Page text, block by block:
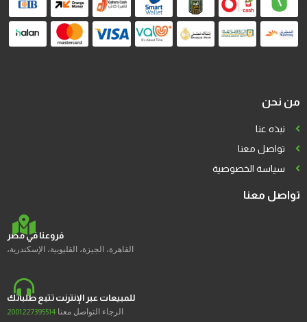
من نحن
نبذه عنا
تواصل معنا
سياسة الخصوصية
تواصل معنا
فروعنا في مصر
القاهرة، الجيزة، القليوبية، الإسكندرية،
للمبيعات عبر الإنترنت تتبع طلباتك
الرجاء التواصل معنا 2001227395514